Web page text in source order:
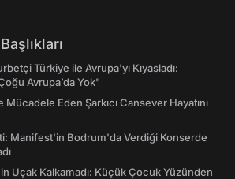
Türkiye ile Avrupa'yı Kıyasladı:
Avrupa’da Yok"
Eden Şarkıcı Cansever Hayatını
Manifest'in Bodrum'da Verdiği Konserde
Uçak Kalkamadı: Küçük Çocuk Yüzünden